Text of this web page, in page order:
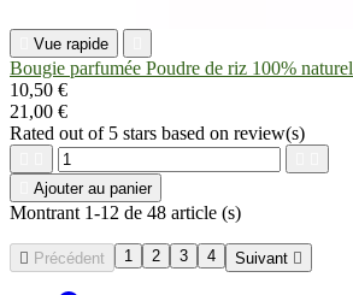
Vue rapide
Bougie parfumée Poudre de riz 100%
10,50 €
21,00 €
Rated out of 5 stars based on review(s)
Ajouter au panier
Montrant 1-12 de 48 article (s)
 Précédent 1 2 3 4 Suivant 